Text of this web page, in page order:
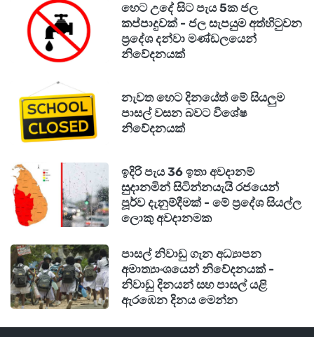
හෙට උදේ සිට පැය 5ක ජල
කප්පාදුවක් - ජල සැපයුම අත්හිටුවන
ප්‍රදේශ දන්වා මණ්ඩලයෙන්
නිවේදනයක්
නැවත හෙට දිනයේත් මේ සියලුම
පාසල් වසන බවට විශේෂ
නිවේදනයක්
ඉදිරි පැය 36 ඉතා අවදානම්
සුදානමින් සිටින්නයැයි රජයෙන්
පූර්ව දැනුම්දීමක් - මේ ප්‍රදේශ සියල්ල
ලොකු අවදානමක
පාසල් නිවාඩු ගැන අධ්‍යාපන
අමාත්‍යාංශයෙන් නිවේදනයක් -
නිවාඩු දිනයන් සහ පාසල් යළි
ඇරඹෙන දිනය මෙන්න